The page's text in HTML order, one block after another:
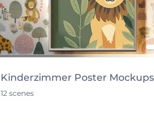
Kinderzimmer Poster Mockups
12 scenes